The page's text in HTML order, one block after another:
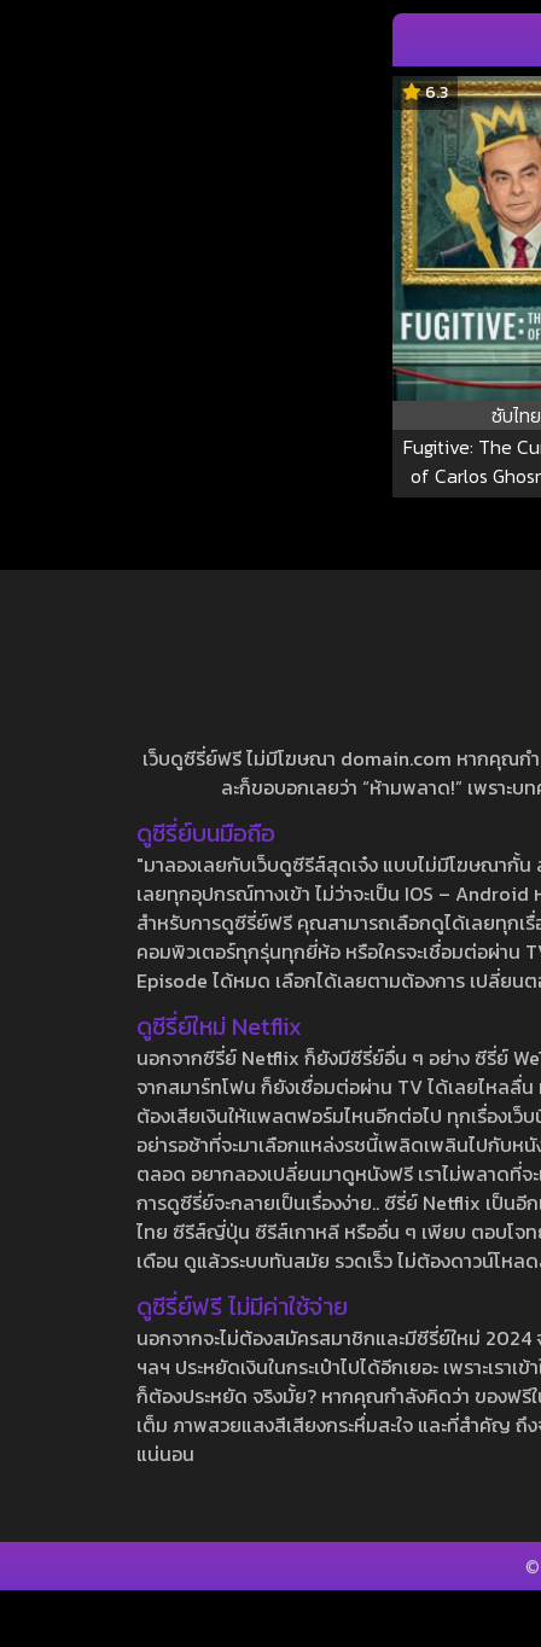
6.3
ซับไทย
Fugitive: The
of Carlos
The Curious
เว็บดูซีรี่ย์ฟรี ไม่มีโฆษณา domain.com หากคุณก
ละก็ขอบอกเลยว่า “ห้ามพลาด!” เพราะ
ดูซีรี่ย์บนมือถือ
"มาลองเลยกับเว็บดูซีรีส์สุดเจ๋ง แบบไม่มีโฆษณากั้
เลยทุกอุปกรณ์ทางเข้า ไม่ว่าจะเป็น IOS –
สำหรับการดูซีรี่ย์ฟรี คุณสามารถเลือกดูได้เลยทุกเ
คอมพิวเตอร์ทุกรุ่นทุกยี่ห้อ หรือใครจะเชื่อมต่อผ่าน
Episode ได้หมด เลือกได้เลยตามต้องการ เปลี่ยน
ดูซีรี่ย์ใหม่ Netflix
นอกจากซีรี่ย์ Netflix ก็ยังมีซีรี่ย์อื่น ๆ อย่าง ซีรี่ย์
จากสมาร์ทโฟน ก็ยังเชื่อมต่อผ่าน TV ได้เลยไหลลื่
ต้องเสียเงินให้แพลตฟอร์มไหนอีกต่อไป ทุกเรื่องเว็
อย่ารอช้าที่จะมาเลือกแหล่งรชนี้เพลิดเพลินไปกับห
ตลอด อยากลองเปลี่ยนมาดูหนังฟรี เราไม่พลาดที่
การดูซีรี่ย์จะกลายเป็นเรื่องง่าย.. ซีรี่ย์ Netflix เป็น
ไทย ซีรีส์ญี่ปุ่น ซีรีส์เกาหลี หรืออื่น ๆ เพียบ ตอบโจท
เดือน ดูแล้วระบบทันสมัย รวดเร็ว ไม่ต้องดาวน์โห
ดูซีรี่ย์ฟรี ไม่มีค่าใช้จ่าย
นอกจากจะไม่ต้องสมัครสมาชิกและมีซีรี่ย์ใหม่
ฯลฯ ประหยัดเงินในกระเป๋าไปได้อีกเยอะ เพราะเร
ก็ต้องประหยัด จริงมั้ย? หากคุณกำลังคิดว่า ของฟ
เต็ม ภาพสวยแสงสีเสียงกระหึ่มสะใจ และที่สำคัญ
แน่นอน
©